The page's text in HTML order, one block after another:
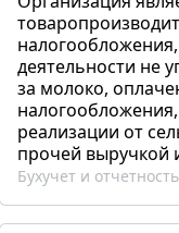
деятельности не
за молоко,
реализации от
прочей выручкой
Бухучет и отчетность